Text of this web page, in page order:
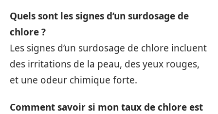
Quels sont les signes d’un surdosage de
chlore ?
Les signes d’un surdosage de chlore incluent
des irritations de la peau, des yeux rouges,
et une odeur chimique forte.
Comment savoir si mon taux de chlore est